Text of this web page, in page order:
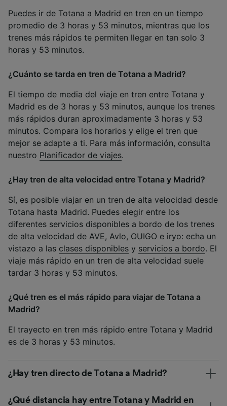
Puedes ir de Totana a Madrid en tren en un tiempo
promedio de 3 horas y 53 minutos, mientras que los
trenes más rápidos te permiten llegar en tan solo 3
horas y 53 minutos.
¿Cuánto se tarda en tren de Totana a Madrid?
El tiempo de media del viaje en tren entre Totana y
Madrid es de 3 horas y 53 minutos, aunque los trenes
más rápidos duran aproximadamente 3 horas y 53
minutos. Compara los horarios y elige el tren que
mejor se adapte a ti. Para más información, consulta
nuestro Planificador de viajes.
¿Hay tren de alta velocidad entre Totana y Madrid?
Sí, es posible viajar en un tren de alta velocidad desde
Totana hasta Madrid. Puedes elegir entre los
diferentes servicios disponibles a bordo de los trenes
de alta velocidad de AVE, Avlo, OUIGO e iryo: echa un
vistazo a las clases disponibles y servicios a bordo. El
viaje más rápido en un tren de alta velocidad suele
tardar 3 horas y 53 minutos.
¿Qué tren es el más rápido para viajar de Totana a
Madrid?
El trayecto en tren más rápido entre Totana y Madrid
es de 3 horas y 53 minutos.
¿Hay tren directo de Totana a Madrid?
¿Qué distancia hay entre Totana y Madrid en